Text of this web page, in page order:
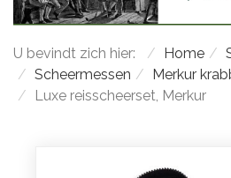
U bevindt zich hier: Home
Scheermessen
Merkur
Luxe reisscheerset, Merkur